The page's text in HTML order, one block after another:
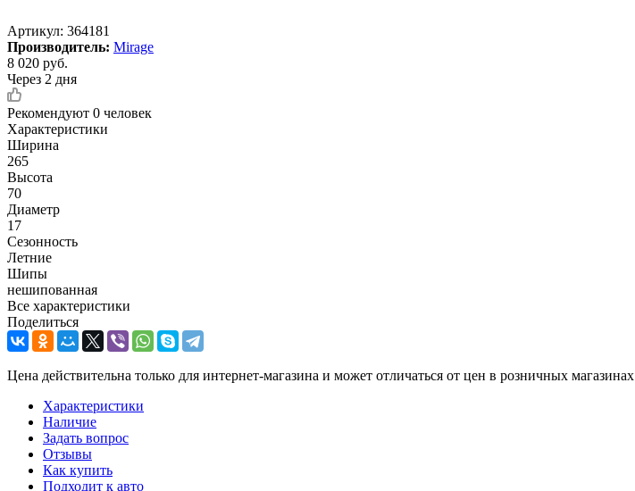
Артикул: 364181
Производитель: Mirage
8 020 руб.
Через 2 дня
Рекомендуют 0 человек
Характеристики
Ширина
265
Высота
70
Диаметр
17
Сезонность
Летние
Шипы
нешипованная
Все характеристики
Поделиться
Цена действительна только для интернет-магазина и может отличаться от цен в розничных магазинах
Характеристики
Наличие
Задать вопрос
Отзывы
Как купить
Подходит к авто